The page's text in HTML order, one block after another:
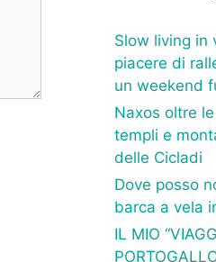
Slow living in
piacere di
un weekend
Naxos oltre
templi e
delle Cicladi
Dove posso
barca a vela
IL MIO